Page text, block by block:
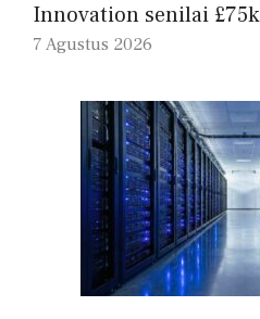
Innovation senilai £75k
7 Agustus 2026